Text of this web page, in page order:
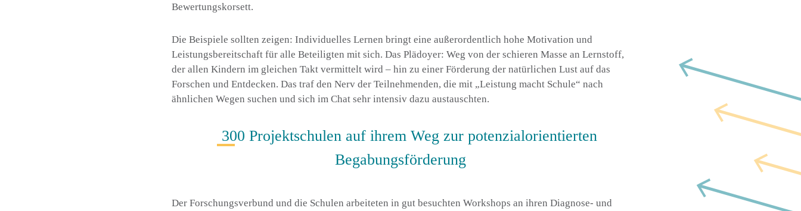
Bewertungskorsett.
Die Beispiele sollten zeigen: Individuelles Lernen bringt eine außerordentlich hohe Motivation und
Leistungsbereitschaft für alle Beteiligten mit sich. Das Plädoyer: Weg von der schieren Masse an Lernstoff,
der allen Kindern im gleichen Takt vermittelt wird – hin zu einer Förderung der natürlichen Lust auf das
Forschen und Entdecken. Das traf den Nerv der Teilnehmenden, die mit „Leistung macht Schule“ nach
ähnlichen Wegen suchen und sich im Chat sehr intensiv dazu austauschten.
300 Projektschulen auf ihrem Weg zur potenzialorientierten
Begabungsförderung
Der Forschungsverbund und die Schulen arbeiteten in gut besuchten Workshops an ihren Diagnose- und